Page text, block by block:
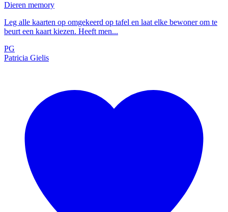
Dieren memory
Leg alle kaarten op omgekeerd op tafel en laat elke bewoner om te
beurt een kaart kiezen. Heeft men...
PG
Patricia Gielis